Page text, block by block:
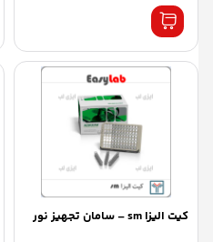
کیت الیزا sm – سامان تجهیز نور